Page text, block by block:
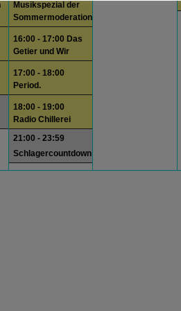
Musikspezial der
Sommermoderation
16:00 - 17:00 Das
Getier und Wir
17:00 - 18:00
Period.
18:00 - 19:00
Radio Chillerei
21:00 - 23:59
Schlagercountdown